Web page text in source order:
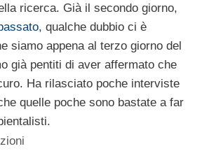
ricerca. Già il secondo giorno,
, qualche dubbio ci è
siamo appena al terzo giorno del
già pentiti di aver affermato che
Ha rilasciato poche interviste
quelle poche sono bastate a far